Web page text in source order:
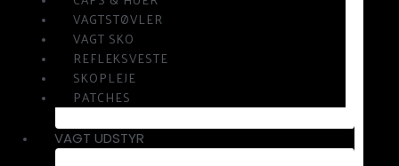
VAGTSTØVLER
VAGT SKO
REFLEKSVESTE
SKOPLEJE
PATCHES
VAGT UDSTYR